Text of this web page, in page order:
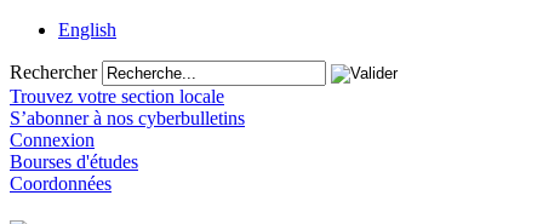
English
Rechercher
Trouvez votre section locale
S’abonner à nos cyberbulletins
Connexion
Bourses d'études
Coordonnées